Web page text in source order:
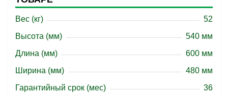
Вес (кг)
52
Высота (мм)
540 мм
Длина (мм)
600 мм
Ширина (мм)
480 мм
Гарантийный срок (мес)
36